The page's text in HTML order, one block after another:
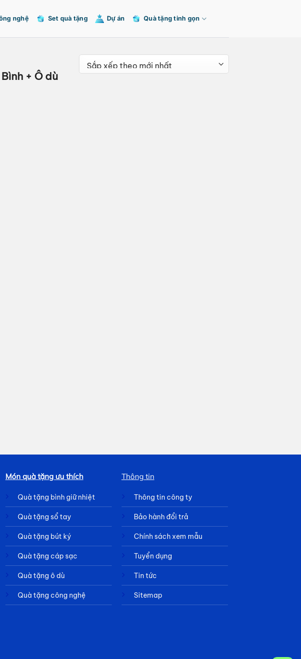
nghệ Set quà tặng Dự án Quà tặng tinh gọn
+ Ô dù
Món quà tặng ưu thích
Quà tặng bình giữ nhiệt
Quà tặng sổ tay
Quà tặng bút ký
Quà tặng cáp sạc
Quà tặng ô dù
Quà tặng công nghệ
Thông tin
Thông tin công ty
Bảo hành đổi trả
Chính sách xem mẫu
Tuyển dụng
Tin tức
Sitemap